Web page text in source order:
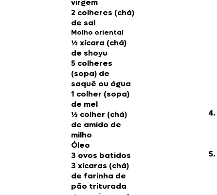
virgem
2 colheres (chá)
de sal
Molho oriental
½ xícara (chá)
de shoyu
5 colheres
(sopa) de
saquê ou água
1 colher (sopa)
de mel
½ colher (chá)
de amido de
milho
Óleo
3 ovos batidos
3 xícaras (chá)
de farinha de
pão triturada